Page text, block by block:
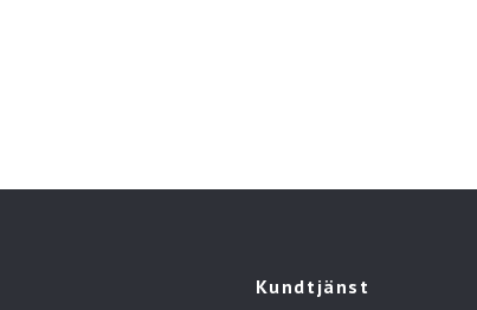
Kundtjänst